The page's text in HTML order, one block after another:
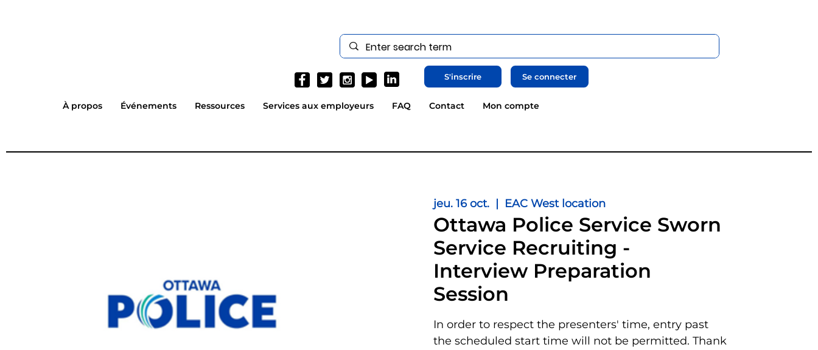
S'inscrire Se connecter
À propos Événements Ressources Services aux employeurs FAQ Contact Mon compte
jeu. 16 oct. EAC West location
Ottawa Police Service Sworn
Service Recruiting -
Interview Preparation
Session
In order to respect the presenters' time, entry past
the scheduled start time will not be permitted. Thank